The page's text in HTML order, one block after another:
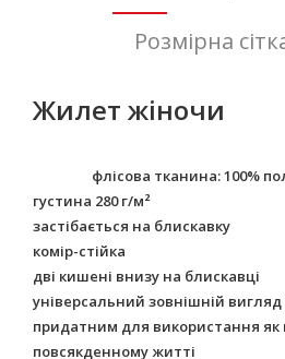
Розмірна
Жилет
флісова тканина: 100%
густина 280 г/м²
застібається на блискавку
комір-стійка
дві кишені внизу на блискавці
універсальний зовнішній
придатним для використання як
повсякденному житті